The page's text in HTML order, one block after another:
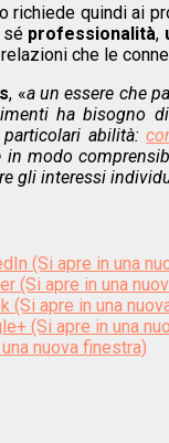
richiede quindi ai
sé professionalità,
che le
, «a un essere che
ha bisogno
particolari abilità:
modo
gli interessi
(Si apre in una
(Si apre in una
(Si apre in una
(Si apre in una
nuova finestra)